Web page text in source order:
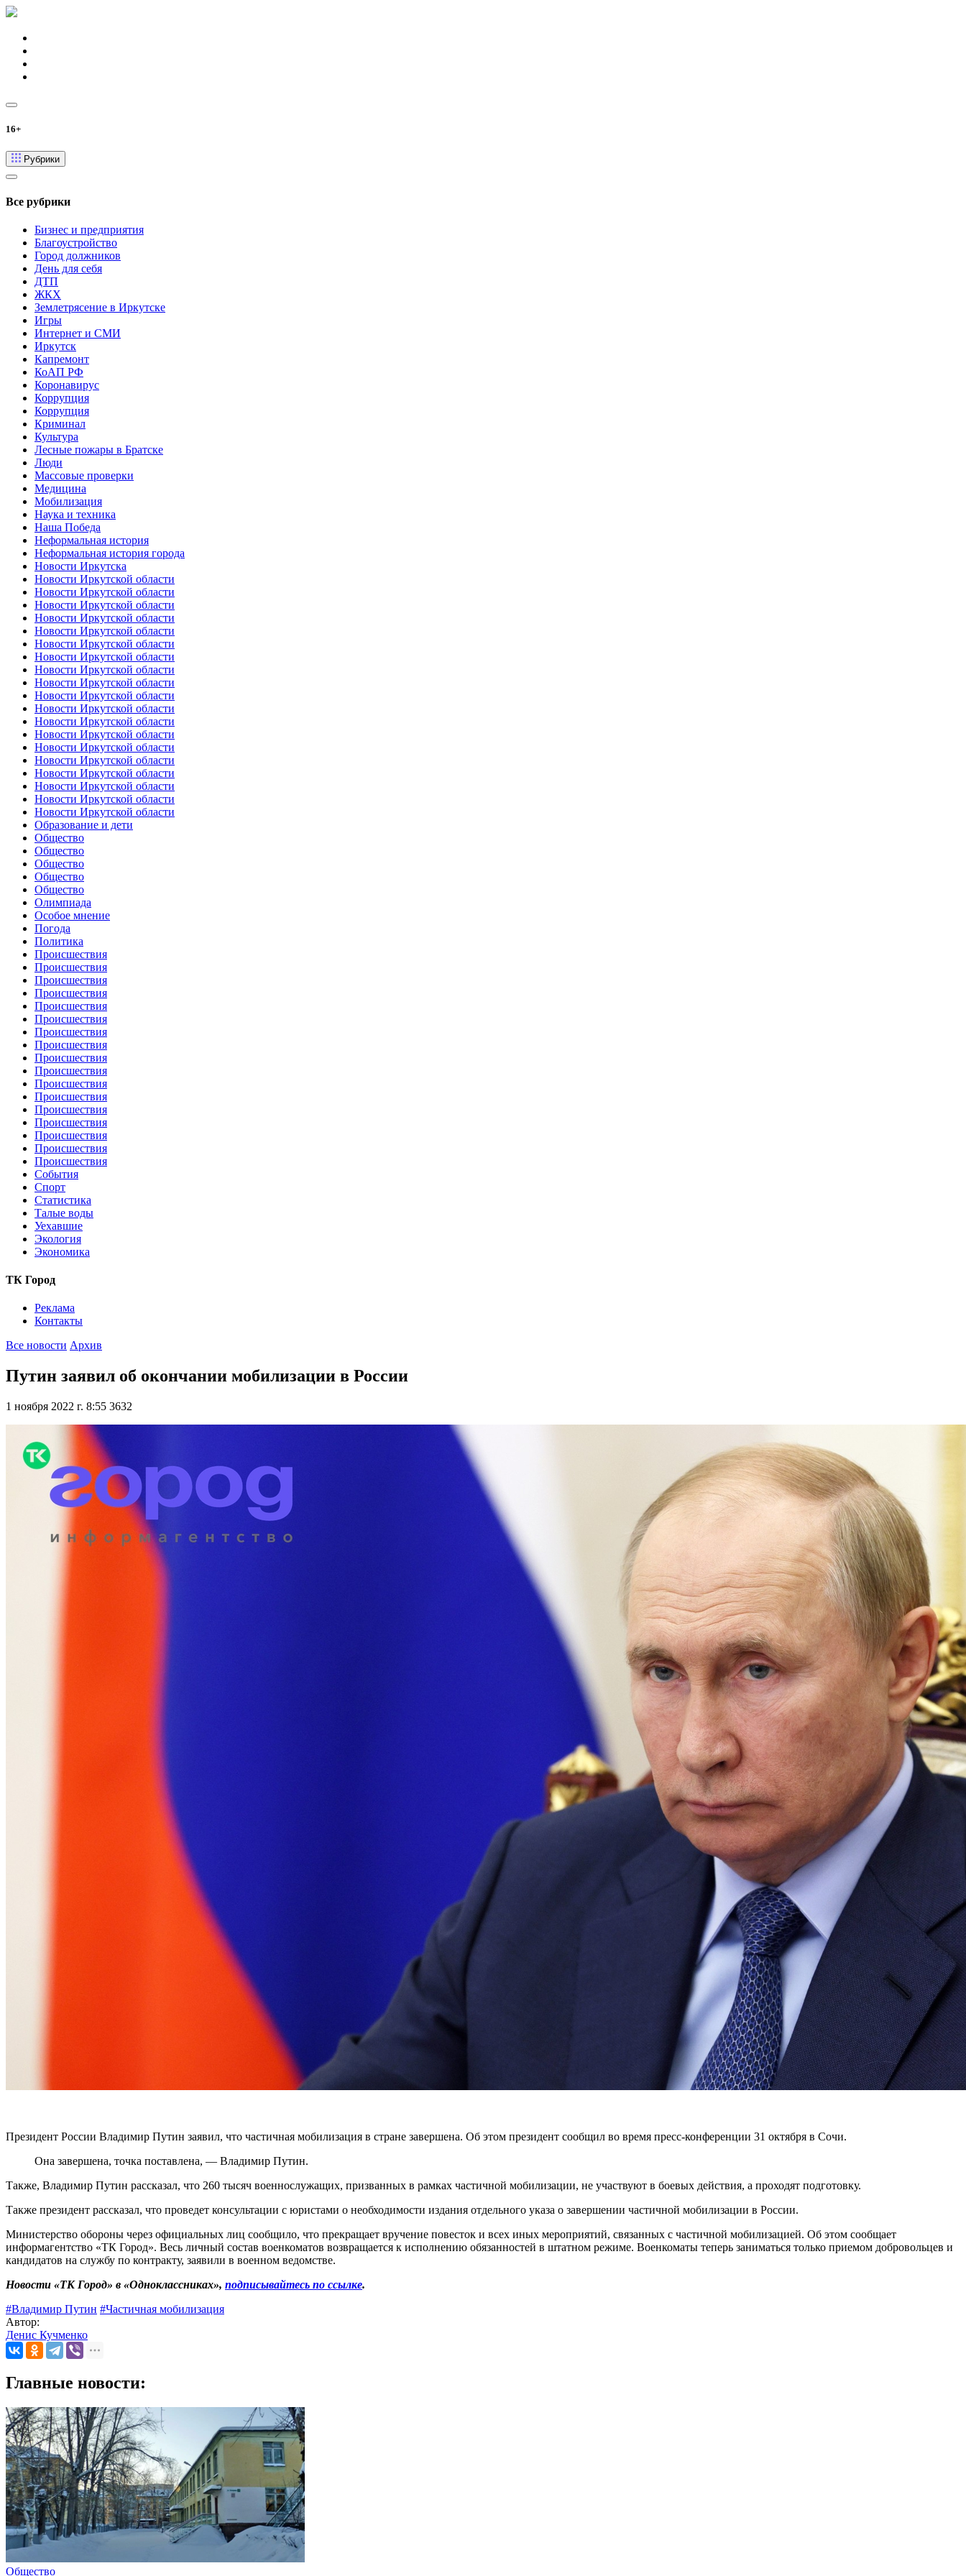
16+
Рубрики
Все рубрики
Бизнес и предприятия
Благоустройство
Город должников
День для себя
ДТП
ЖКХ
Землетрясение в Иркутске
Игры
Интернет и СМИ
Иркутск
Капремонт
КоАП РФ
Коронавирус
Коррупция
Коррупция
Криминал
Культура
Лесные пожары в Братске
Люди
Массовые проверки
Медицина
Мобилизация
Наука и техника
Наша Победа
Неформальная история
Неформальная история города
Новости Иркутска
Новости Иркутской области
Новости Иркутской области
Новости Иркутской области
Новости Иркутской области
Новости Иркутской области
Новости Иркутской области
Новости Иркутской области
Новости Иркутской области
Новости Иркутской области
Новости Иркутской области
Новости Иркутской области
Новости Иркутской области
Новости Иркутской области
Новости Иркутской области
Новости Иркутской области
Новости Иркутской области
Новости Иркутской области
Новости Иркутской области
Новости Иркутской области
Образование и дети
Общество
Общество
Общество
Общество
Общество
Олимпиада
Особое мнение
Погода
Политика
Происшествия
Происшествия
Происшествия
Происшествия
Происшествия
Происшествия
Происшествия
Происшествия
Происшествия
Происшествия
Происшествия
Происшествия
Происшествия
Происшествия
Происшествия
Происшествия
Происшествия
События
Спорт
Статистика
Талые воды
Уехавшие
Экология
Экономика
ТК Город
Реклама
Контакты
Все новости Архив
Путин заявил об окончании мобилизации в России
1 ноября 2022 г. 8:55 3632
Президент России Владимир Путин заявил, что частичная мобилизация в стране завершена. Об этом президент сообщил во время пресс-конференции 31 октября в Сочи.
Она завершена, точка поставлена, — Владимир Путин.
Также, Владимир Путин рассказал, что 260 тысяч военнослужащих, призванных в рамках частичной мобилизации, не участвуют в боевых действия, а проходят подготовку.
Также президент рассказал, что проведет консультации с юристами о необходимости издания отдельного указа о завершении частичной мобилизации в России.
Министерство обороны через официальных лиц сообщило, что прекращает вручение повесток и всех иных мероприятий, связанных с частичной мобилизацией. Об этом сообщает
информагентство «ТК Город». Весь личный состав военкоматов возвращается к исполнению обязанностей в штатном режиме. Военкоматы теперь заниматься только приемом добровольцев и
кандидатов на службу по контракту, заявили в военном ведомстве.
Новости «ТК Город» в «Одноклассниках», подписывайтесь по ссылке.
#Владимир Путин #Частичная мобилизация
Автор:
Денис Кучменко
Главные новости:
Общество